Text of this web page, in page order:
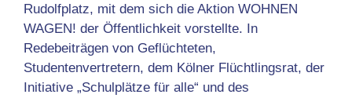
Rudolfplatz, mit dem sich die Aktion WOHNEN
WAGEN! der Öffentlichkeit vorstellte. In
Redebeiträgen von Geflüchteten,
Studentenvertretern, dem Kölner Flüchtlingsrat, der
Initiative „Schulplätze für alle“ und des